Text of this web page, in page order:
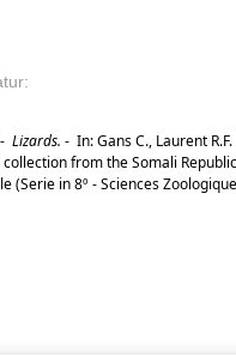
- Lizards. - In: Gans C., Laurent
from the Somali
(Serie in 8º - Sciences